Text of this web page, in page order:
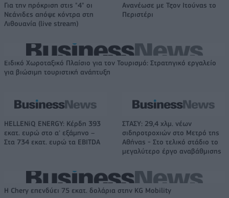
Για την πρόκριση στις "4" οι
Νεάνιδες απόψε κόντρα στη
Λιθουανία (live stream)
Ανανέωσε με Τζον Ιτούνας το
Περιστέρι
Ειδικό Χωροταξικό Πλαίσιο για τον Τουρισμό: Στρατηγικό εργαλείο
για βιώσιμη τουριστική ανάπτυξη
HELLENiQ ENERGY: Κέρδη 393
εκατ. ευρώ στο α' εξάμηνο –
Στα 734 εκατ. ευρώ τα EBITDA
ΣΤΑΣΥ: 29,4 χλμ. νέων
σιδηροτροχιών στο Μετρό της
Αθήνας - Στο τελικό στάδιο το
μεγαλύτερο έργο αναβάθμισης
Η Chery επενδύει 75 εκατ. δολάρια στην KG Mobility